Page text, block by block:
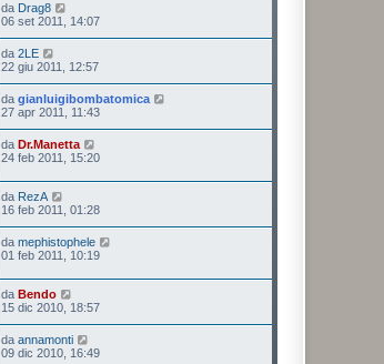
da Drag8
06 set 2011, 14:07
da 2LE
22 giu 2011, 12:57
da gianluigibombatomica
27 apr 2011, 11:43
da Dr.Manetta
24 feb 2011, 15:20
da RezA
16 feb 2011, 01:28
da mephistophele
01 feb 2011, 10:19
da Bendo
15 dic 2010, 18:57
da annamonti
09 dic 2010, 16:49